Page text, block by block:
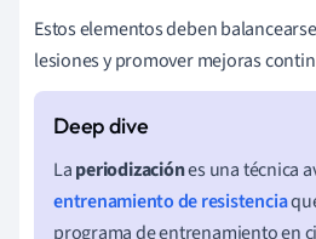
Estos elementos deben
lesiones y promover mejoras
Laperiodizaciónes una técnica
entrenamiento de resistencia
programa de entrenamiento en